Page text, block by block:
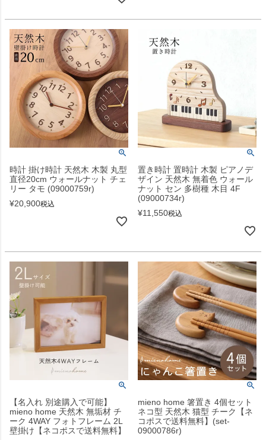
時計 掛け時計 天然木 木製 丸型
直径20cm ウォールナット チェ
リー タモ (09000759r)
¥20,900税込
置き時計 置時計 木製 ピアノデ
ザイン 天然木 無着色 ウォール
ナット セン 多樹種 木目 4F
(09000734r)
¥11,550税込
【名入れ 別途購入で可能】
mieno home 天然木 無垢材 チ
ーク 4WAY フォトフレーム 2L
壁掛け【ネコポスで送料無料】
mieno home 箸置き 4個セット
ネコ型 天然木 猫型 チーク【ネ
コポスで送料無料】(set-
09000786r)